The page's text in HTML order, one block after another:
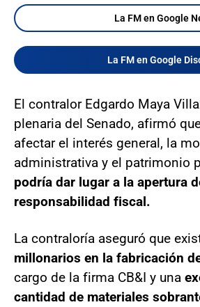
La FM en Google
La FM en Google
El contralor Edgardo Maya
plenaria del Senado, afirmó
afectar el interés general, la
administrativa y el patrimonio
podría dar lugar a la apertura
responsabilidad fiscal.
La contraloría aseguró que
millonarios en la fabricación
cargo de la firma CB&I y una
cantidad de materiales